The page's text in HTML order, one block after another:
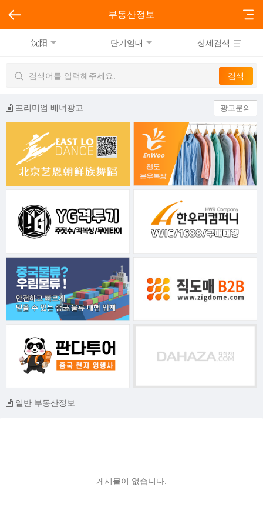
부동산정보
沈阳 단기임대 상세검색
프리미엄 배너광고 광고문의
일반 부동산정보
게시물이 없습니다.